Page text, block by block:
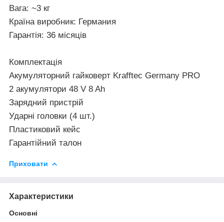
Вага: ~3 кг
Країна виробник: Германия
Гарантія: 36 місяців
Комплектація
Акумуляторний гайковерт Krafftec Germany PRO
2 акумулятори 48 V 8 Ah
Зарядний пристрій
Ударні головки (4 шт.)
Пластиковий кейс
Гарантійний талон
Приховати
Характеристики
Основні